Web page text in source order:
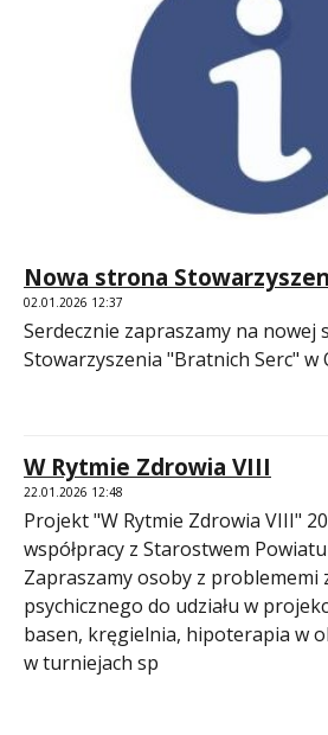
Nowa strona
02.01.2026 12:37
Serdecznie zapraszamy na nowej
Stowarzyszenia "Bratnich Serc" w
W Rytmie Zdrowia VIII
22.01.2026 12:48
Projekt "W Rytmie Zdrowia VIII"
współpracy z Starostwem
Zapraszamy osoby z problememi
psychicznego do udziału w
basen, kręgielnia, hipoterapia w
w turniejach sp